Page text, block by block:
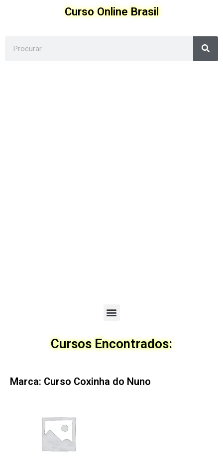
Curso Online Brasil
Menu
Cursos Encontrados:
Marca: Curso Coxinha do Nuno